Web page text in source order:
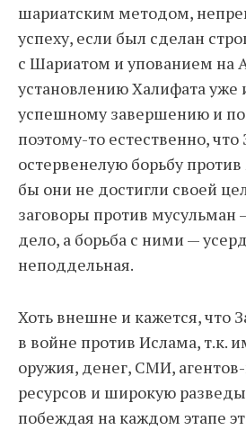
шариатским методом,
успеху, если был сделан
с Шариатом и упованием на
установлению Халифата уже
успешному завершению и
поэтому-то естественно, что
остервенелую борьбу
бы они не достигли своей
заговоры против мусульман
дело, а борьба с ними —
неподдельная.
Хоть внешне и кажется, что
в войне против Ислама, т.к.
оружия, денег, СМИ,
ресурсов и широкую
побеждая на каждом этапе